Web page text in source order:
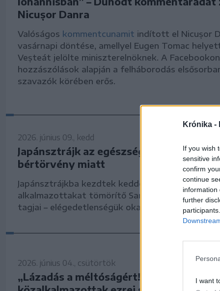
Krónika -
If you wish
sensitive
confirm
continue
information
further
I want
Nicușor Danra
Valóságos kommentcunamit indított el Nicușor
vasárnapi döntése, amellyel Eugen Tomac
Veșteát jelölte miniszterelnöknek. A
hozzászólások alapján a felháborodás
szavazók körében erős.
2026. június 09., kedd
Japánsztrájk az egészségügyben a
bértörvény miatt
Japánsztrájkba kezdtek kedden az egészségügyi
alkalmazottakat tömörítő Sanitas
tagjai – elégedetlenségük oka a készülő
2026. június 04., csütörtök
„Lázadás a méltóságért!”: